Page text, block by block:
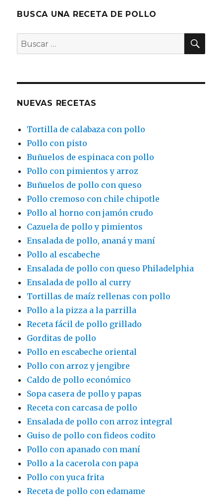
BUSCA UNA RECETA DE POLLO
Buscar
por:
NUEVAS RECETAS
Tortilla de calabaza con pollo
Pollo con pisto
Buñuelos de espinaca con pollo
Pollo con pimientos y arroz
Buñuelos de pollo con queso
Pollo cremoso con chile chipotle
Pollo al horno con jamón crudo
Cazuela de pollo y pimientos
Ensalada de pollo, ananá y maní
Pollo al escabeche
Ensalada de pollo con queso Philadelphia
Ensalada de pollo al curry
Tortillas de maíz rellenas con pollo
Pollo a la pizza a la parrilla
Receta fácil de pollo grillado
Gorditas de pollo
Pollo en escabeche oriental
Pollo con arroz y jengibre
Caldo de pollo económico
Sopa casera de pollo y papas
Receta con carcasa de pollo
Ensalada de pollo con arroz integral
Guiso de pollo con fideos codito
Pollo con apanado con maní
Pollo a la cacerola con papa
Pollo con yuca frita
Receta de pollo con edamame